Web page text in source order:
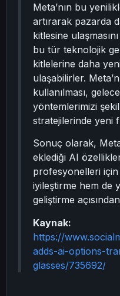
Meta’nın bu
artırarak pazarda
kitlesine
bu tür teknolojik
kitlelerine daha
ulaşabilirler.
kullanılması,
yöntemlerimizi
stratejilerinde yeni
Sonuç olarak,
eklediği AI
profesyonelleri
iyileştirme hem de
geliştirme
Kaynak:
https://
adds-ai-options-
glasses/735692/